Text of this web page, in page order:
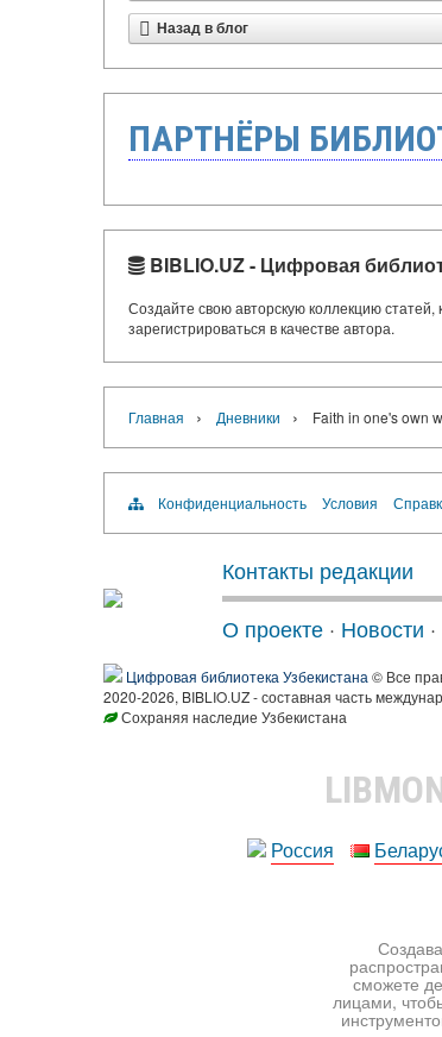
Назад в блог
ПАРТНЁРЫ
BIBLIO.UZ - Цифровая
Создайте свою авторскую коллекцию
зарегистрироваться в качестве автора.
Главная › Дневники › Faith in one's own
Конфиденциальность Условия
Контакты редакции
О проекте · Новости ·
Цифровая библиотека Узбекистана © Все
2020-2026, BIBLIO.UZ - составная часть
Сохраняя наследие Узбекистана
Россия
сможете
лицами,